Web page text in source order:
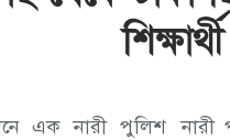
শিক্ষার্থী
এক নারী পুলিশ